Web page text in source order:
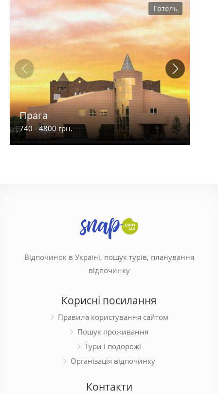
Готель
Прага
740 - 4800 грн.
Відпочинок в Україні, пошук турів, планування
відпочинку
Корисні посилання
Правила користування сайтом
Пошук проживання
Тури і подорожі
Організація відпочинку
Контакти